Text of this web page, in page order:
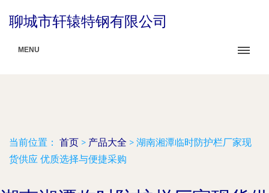
聊城市轩辕特钢有限公司
MENU
当前位置： 首页 > 产品大全 > 湖南湘潭临时防护栏厂家现
货供应 优质选择与便捷采购